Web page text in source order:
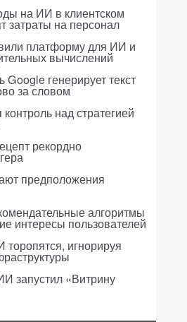
на ИИ в клиентском
затраты на персонал
платформу для ИИ и
вычислений
генерирует текст
за словом
над стратегией
рекордно
предположения
алгоритмы
интересы пользователей
игнорируя
запустил «Витрину